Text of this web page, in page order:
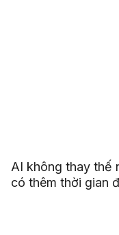
AI không thay thế
có thêm thời gian